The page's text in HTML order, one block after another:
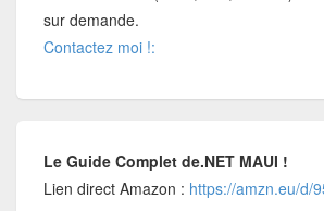
sur demande.
Contactez moi !:
Le Guide Complet de.NET MAUI !
Lien direct Amazon : https://amzn.eu/d/